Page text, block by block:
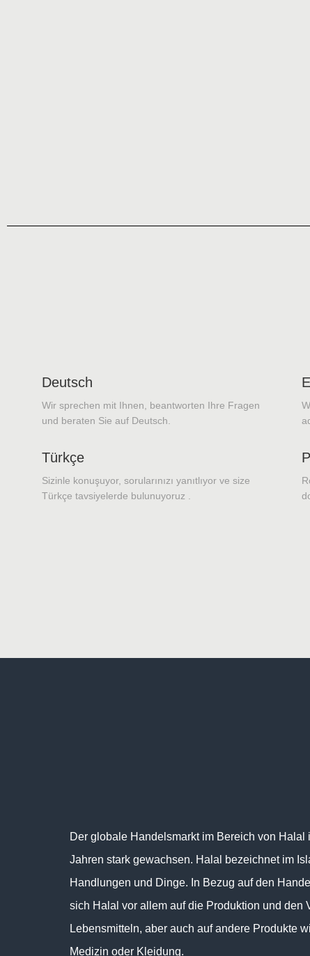
Deutsch
Wir sprechen mit Ihnen, beantworten Ihre Fragen
und beraten Sie auf Deutsch.
Türkçe
Sizinle konuşuyor, sorularınızı yanıtlıyor ve size
Türkçe tavsiyelerde bulunuyoruz .
Der globale Handelsmarkt im Bereich von Halal
Jahren stark gewachsen. Halal bezeichnet im
Handlungen und Dinge. In Bezug auf den
sich Halal vor allem auf die Produktion und den
Lebensmitteln, aber auch auf andere Produkte
Medizin oder Kleidung.